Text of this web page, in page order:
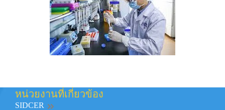
หน่วยงานที่เกี่ยวข้อง
SIDCER